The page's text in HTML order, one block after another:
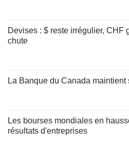
Devises : $ reste irrégulier, CHF
chute
La Banque du Canada
Les bourses mondiales en
résultats d'entreprises